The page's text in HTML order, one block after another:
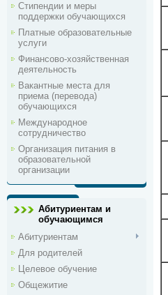
Стипендии и меры
поддержки обучающихся
Платные образовательные
услуги
Финансово-хозяйственная
деятельность
Вакантные места для
приема (перевода)
обучающихся
Международное
сотрудничество
Организация питания в
образовательной
организации
Абитуриентам и
обучающимся
Абитуриентам
Для родителей
Целевое обучение
Общежитие